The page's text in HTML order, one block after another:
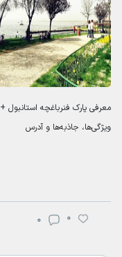
0
0
معرفی پارک فنرباغچه استانبول +
ویژگی‌ها، جاذبه‌ها و آدرس